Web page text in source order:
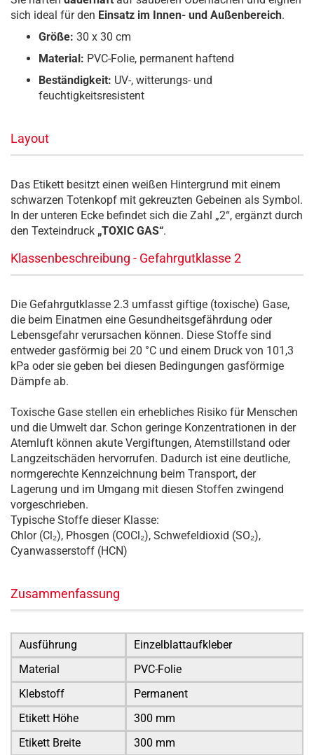
sich ideal für den Einsatz im Innen- und Außenbereich.
Größe: 30 x 30 cm
Material: PVC-Folie, permanent haftend
Beständigkeit: UV-, witterungs- und
feuchtigkeitsresistent
Layout
Das Etikett besitzt einen weißen Hintergrund mit einem
schwarzen Totenkopf mit gekreuzten Gebeinen als Symbol.
In der unteren Ecke befindet sich die Zahl „2“, ergänzt durch
den Texteindruck „TOXIC GAS“.
Klassenbeschreibung - Gefahrgutklasse 2
Die Gefahrgutklasse 2.3 umfasst giftige (toxische) Gase,
die beim Einatmen eine Gesundheitsgefährdung oder
Lebensgefahr verursachen können. Diese Stoffe sind
entweder gasförmig bei 20 °C und einem Druck von 101,3
kPa oder sie geben bei diesen Bedingungen gasförmige
Dämpfe ab.
Toxische Gase stellen ein erhebliches Risiko für Menschen
und die Umwelt dar. Schon geringe Konzentrationen in der
Atemluft können akute Vergiftungen, Atemstillstand oder
Langzeitschäden hervorrufen. Dadurch ist eine deutliche,
normgerechte Kennzeichnung beim Transport, der
Lagerung und im Umgang mit diesen Stoffen zwingend
vorgeschrieben.
Typische Stoffe dieser Klasse:
Chlor (Cl₂), Phosgen (COCl₂), Schwefeldioxid (SO₂),
Cyanwasserstoff (HCN)
Zusammenfassung
Ausführung
Einzelblattaufkleber
Material
PVC-Folie
Klebstoff
Permanent
Etikett Höhe
300 mm
Etikett Breite
300 mm